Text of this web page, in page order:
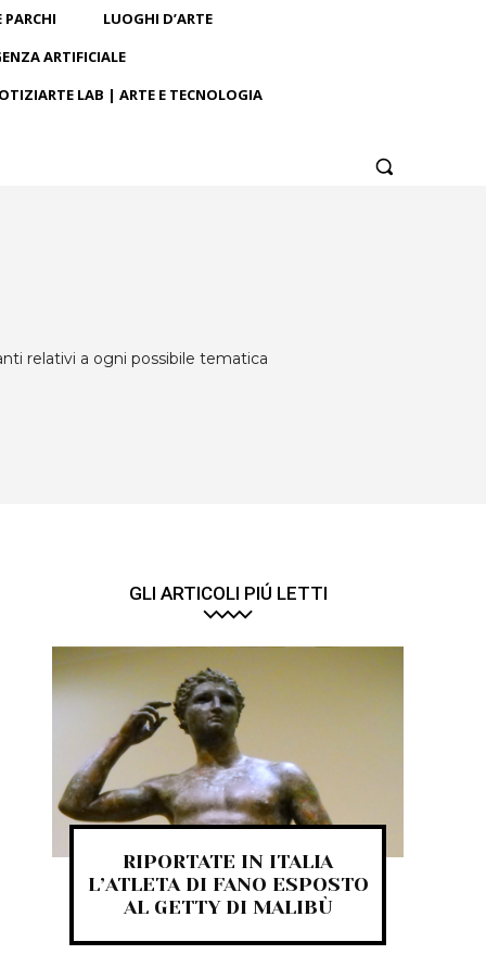
PARCHI
LUOGHI D’ARTE
ARTIFICIALE
LAB | ARTE E TECNOLOGIA
relativi a ogni possibile tematica
GLI ARTICOLI PIÚ LETTI
RIPORTATE IN ITALIA
L’ATLETA DI FANO ESPOSTO
AL GETTY DI MALIBÙ